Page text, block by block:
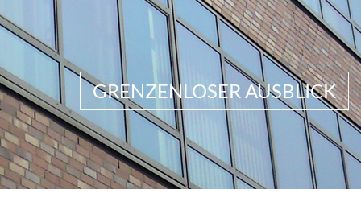
GRENZENLOSER AUSBLICK